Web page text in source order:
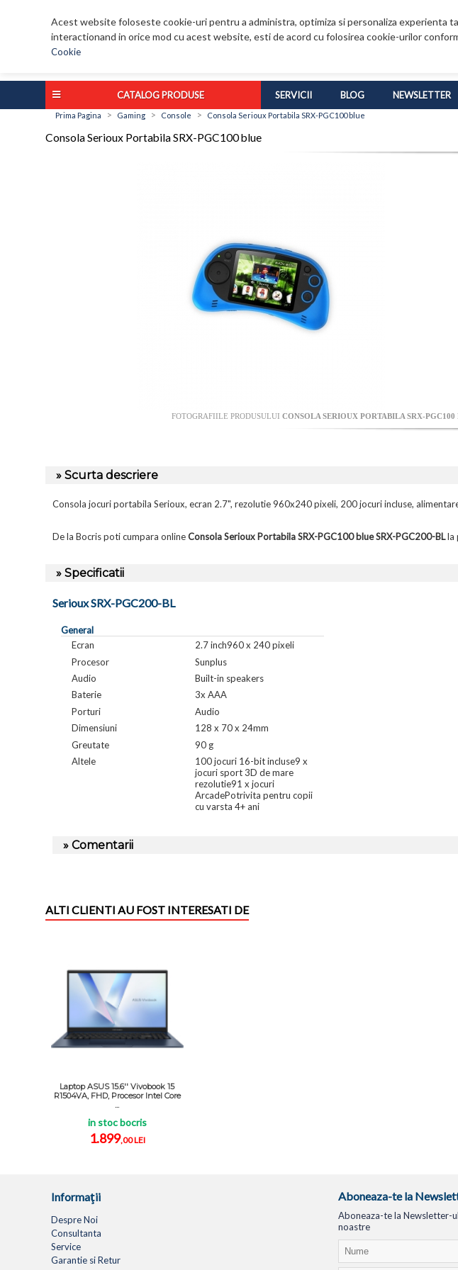
Acest website foloseste cookie-uri pentru a administra, optimiza si personaliza experienta
interactionand in orice mod cu acest website, esti de acord cu folosirea cookie-urilor
Cookie
CATALOG PRODUSE SERVICII BLOG NEWSLETTER
Prima Pagina > Gaming > Console > Consola Serioux Portabila SRX-PGC100 blue
Consola Serioux Portabila SRX-PGC100 blue
FOTOGRAFIILE PRODUSULUI CONSOLA SERIOUX PORTABILA SRX-PGC100
» Scurta descriere
Consola jocuri portabila Serioux, ecran 2.7", rezolutie 960x240 pixeli, 200 jocuri incluse,
De la Bocris poti cumpara onlineConsola Serioux Portabila SRX-PGC100 blue SRX-PGC200-BLla
» Specificatii
Serioux SRX-PGC200-BL
General
Ecran
2.7 inch960 x 240 pixeli
Procesor
Sunplus
Audio
Built-in speakers
Baterie
3x AAA
Porturi
Audio
Dimensiuni
128 x 70 x 24mm
Greutate
90 g
Altele
100 jocuri 16-bit incluse9 x
jocuri sport 3D de mare
rezolutie91 x jocuri
ArcadePotrivita pentru copii
cu varsta 4+ ani
» Comentarii
ALTI CLIENTI AU FOST INTERESATI DE
Laptop ASUS 15.6'' Vivobook 15
R1504VA, FHD, Procesor Intel Core
...
in stoc bocris
1.899,00 LEI
Informaţii
Despre Noi
Consultanta
Service
Garantie si Retur
Aboneaza-te la
Aboneaza-te la Newsletter-ul
noastre